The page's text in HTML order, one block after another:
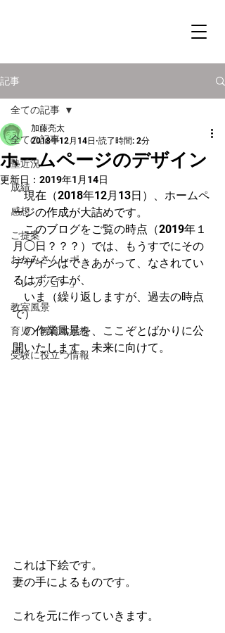
記事
全ての記事
塾近況
成績
感想
ご提案
おかみさんレポ
「レッツゴー」
教室風景
育児・教育本感想
受験に役立つ情報
全ての記事
ホームページのデザイン
加藤亮太
2018年12月14日 読了時間: 2分
更新日： 2019年1月14日
現在（2018年12月13日）、ホームペ
ージの作成が大詰めです。
このブログをご覧の時点（2019年１
月◯日？？？）では、もうすでにその
デザインはできあがって、なされてい
るはずですが、
いま（繰り返しますが、過去の時点
で）
の作業風景を、ここぞとばかりに公
開いたします。未来に向けて。
これは下絵です。
妻の手によるものです。
これを元に作っていきます。